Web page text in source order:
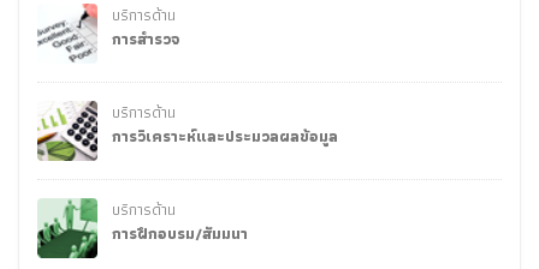
บริการด้าน
การสำรวจ
บริการด้าน
การวิเคราะห์และประมวลผลข้อมูล
บริการด้าน
การฝึกอบรม/สัมมนา